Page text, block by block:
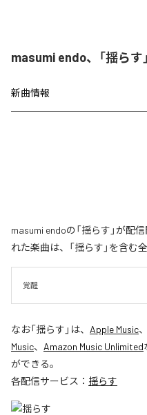
masumi endo、「揺らす
新曲情報
masumi endoの「揺らす」が配
れた楽曲は、「揺らす」を含む
覚醒
なお「揺らす 」は、 Apple Music、
Music、 Amazon Music Unlimited
ができる。
各配信サービス： 揺らす